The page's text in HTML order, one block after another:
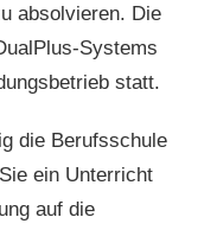
absolvieren. Die
Systems
statt.
die Berufsschule
ein Unterricht
auf die